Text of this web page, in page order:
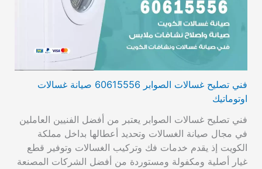
فني تصليح غسالات الصوابر 60615556 صيانة غسالات
اوتوماتيك
فني تصليح غسالات الصوابر يعتبر من أفضل الفنيين العاملين
في مجال صيانة الغسالات وتحديد أعطالها بداخل مملكة
الكويت إذ يقدم خدمات فك وتركيب الغسالات وتوفير قطع
غيار أصلية ومكفولة ومستوردة من أفضل الشركات المصنعة